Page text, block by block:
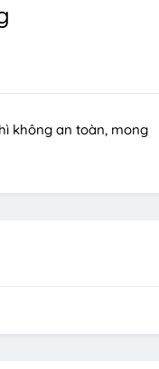
không an toàn, mong